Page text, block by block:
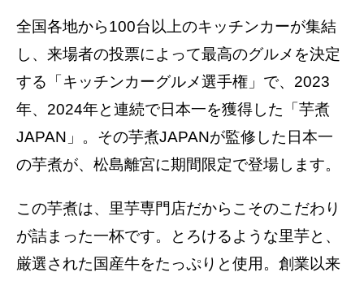
全国各地から100台以上のキッチンカーが集結
し、来場者の投票によって最高のグルメを決定
する「キッチンカーグルメ選手権」で、2023
年、2024年と連続で日本一を獲得した「芋煮
JAPAN」。その芋煮JAPANが監修した日本一
の芋煮が、松島離宮に期間限定で登場します。
この芋煮は、里芋専門店だからこそのこだわり
が詰まった一杯です。とろけるような里芋と、
厳選された国産牛をたっぷりと使用。創業以来